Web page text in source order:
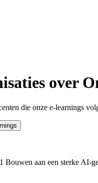
over
die onze e-learnings
aan een sterke AI-